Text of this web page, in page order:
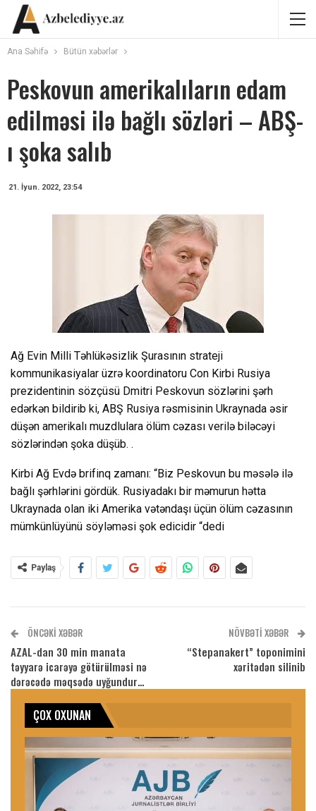
Ana Səhifə Bütün xəbərlər
Peskovun amerikalıların edam
edilməsi ilə bağlı sözləri – ABŞ-
ı şoka salıb
21. İyun. 2022, 23:54
Ağ Evin Milli Təhlükəsizlik Şurasının strateji
kommunikasiyalar üzrə koordinatoru Con Kirbi Rusiya
prezidentinin sözçüsü Dmitri Peskovun sözlərini şərh
edərkən bildirib ki, ABŞ Rusiya rəsmisinin Ukraynada əsir
düşən amerikalı muzdlulara ölüm cəzası verilə biləcəyi
sözlərindən şoka düşüb. .
Kirbi Ağ Evdə brifinq zamanı: “Biz Peskovun bu məsələ ilə
bağlı şərhlərini gördük. Rusiyadakı bir məmurun hətta
Ukraynada olan iki Amerika vətəndaşı üçün ölüm cəzasının
mümkünlüyünü söyləməsi şok edicidir “dedi
Paylaş
ÖNCƏKI XƏBƏR
AZAL-dan 30 min manata
təyyarə icarəyə götürülməsi nə
dərəcədə məqsədə uyğundur…
NÖVBƏTI XƏBƏR
“Stepanakert” toponimini
xəritədən silinib
ÇOX OXUNAN